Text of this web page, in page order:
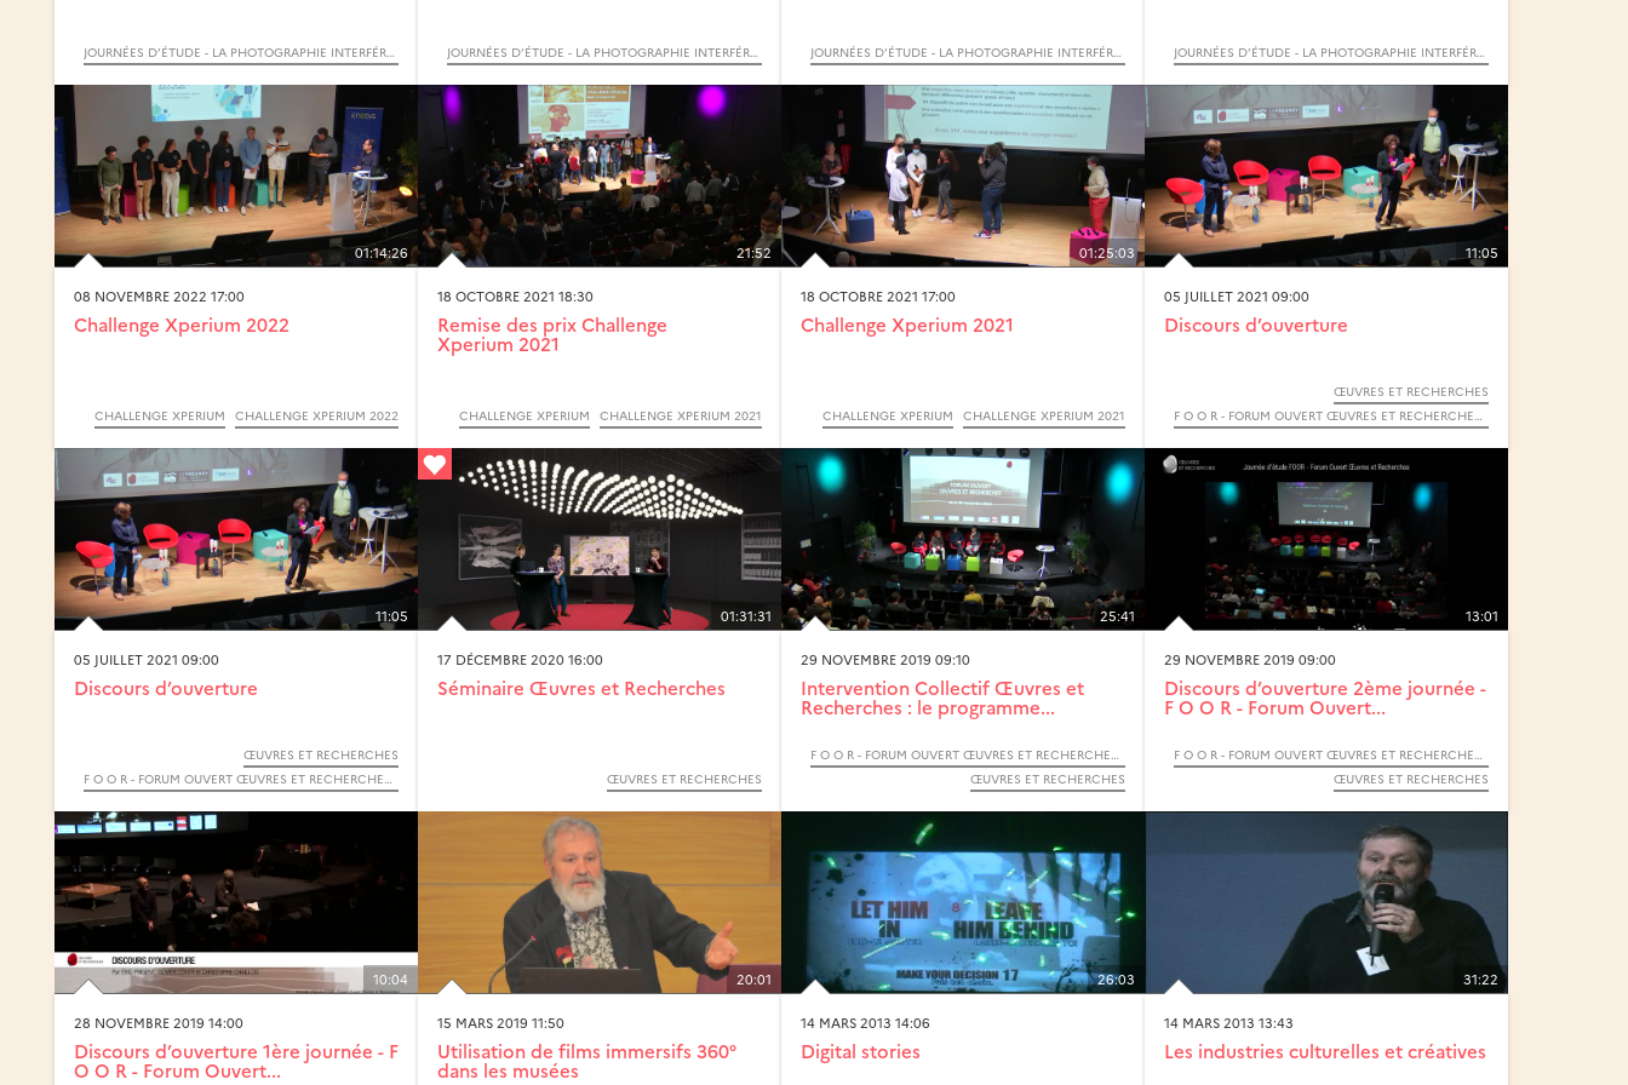
JOURNÉES D’ÉTUDE - LA PHOTOGRAPHIE INTERFÉRENTIELLE JOURNÉES D’ÉTUDE - LA PHOTOGRAPHIE INTERFÉRENTIELLE JOURNÉES D’ÉTUDE - LA PHOTOGRAPHIE INTERFÉRENTIELLE JOURNÉES D’ÉTUDE - LA PHOTOGRAPHIE INTERFÉRENTIELLE
01:14:26
08 NOVEMBRE 2022 17:00
Challenge Xperium 2022
CHALLENGE XPERIUM CHALLENGE XPERIUM 2022
21:52
18 OCTOBRE 2021 18:30
Remise des prix Challenge
Xperium 2021
CHALLENGE XPERIUM CHALLENGE XPERIUM 2021
01:25:03
18 OCTOBRE 2021 17:00
Challenge Xperium 2021
CHALLENGE XPERIUM CHALLENGE XPERIUM 2021
11:05
05 JUILLET 2021 09:00
Discours d’ouverture
ŒUVRES ET RECHERCHES
F O O R - FORUM OUVERT ŒUVRES ET RECHERCHES - 2021
11:05
05 JUILLET 2021 09:00
Discours d’ouverture
ŒUVRES ET RECHERCHES
F O O R - FORUM OUVERT ŒUVRES ET RECHERCHES - 2021
01:31:31
17 DÉCEMBRE 2020 16:00
Séminaire Œuvres et Recherches
ŒUVRES ET RECHERCHES
25:41
29 NOVEMBRE 2019 09:10
Intervention Collectif Œuvres et
Recherches : le programme...
F O O R - FORUM OUVERT ŒUVRES ET RECHERCHES - 2019
ŒUVRES ET RECHERCHES
13:01
29 NOVEMBRE 2019 09:00
Discours d’ouverture 2ème journée -
F O O R - Forum Ouvert...
F O O R - FORUM OUVERT ŒUVRES ET RECHERCHES - 2019
ŒUVRES ET RECHERCHES
10:04
28 NOVEMBRE 2019 14:00
Discours d’ouverture 1ère journée - F
O O R - Forum Ouvert...
20:01
15 MARS 2019 11:50
Utilisation de films immersifs 360°
dans les musées
26:03
14 MARS 2013 14:06
Digital stories
31:22
14 MARS 2013 13:43
Les industries culturelles et créatives